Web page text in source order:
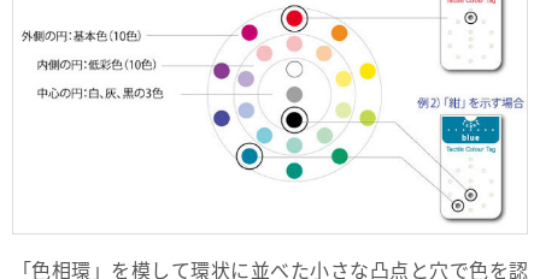
「色相環」を模して環状に並べた小さな凸点と穴で色を認